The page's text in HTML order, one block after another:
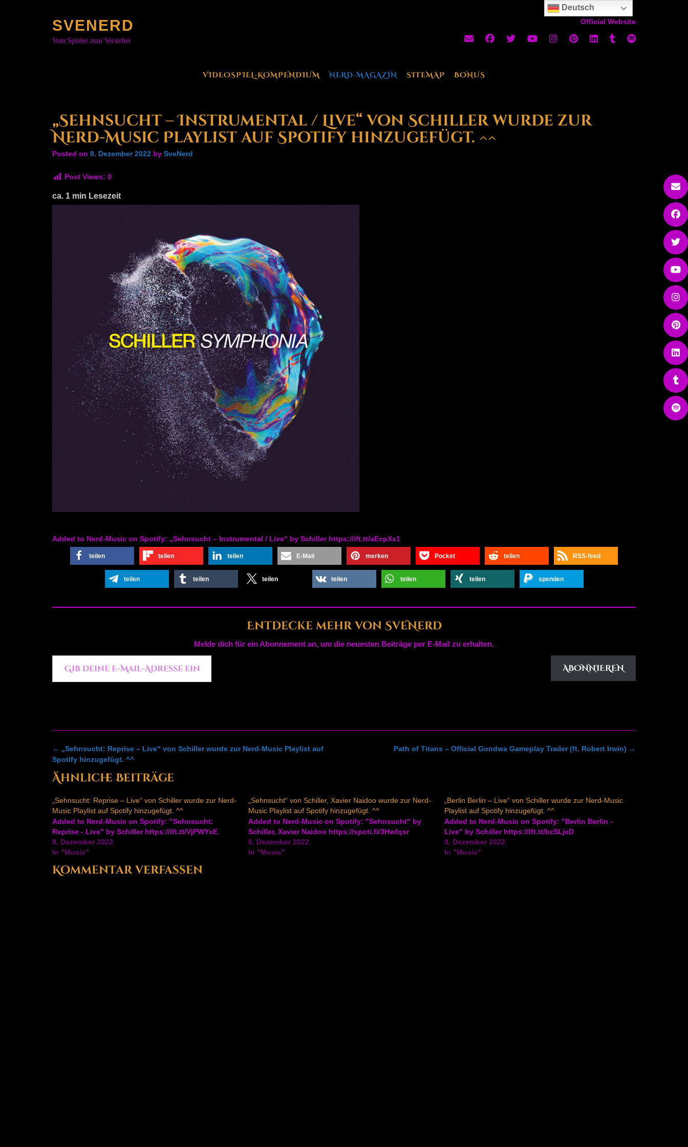
SVENERD
Vom Spieler zum Versteher
Official Website
VIDEOSPIEL-KOMPENDIUM NERD-MAGAZIN SITEMAP BONUS
„Sehnsucht – Instrumental / Live“ von Schiller wurde zur
Nerd-Music Playlist auf Spotify hinzugefügt. ^^
Posted on 8. Dezember 2022 by SveNerd
Post Views: 0
ca. 1 min Lesezeit
Added to Nerd-Music on Spotify: „Sehnsucht – Instrumental / Live“ by Schiller https://ift.tt/aEcpXx1
teilen teilen teilen E-Mail merken Pocket teilen RSS-feed
teilen teilen teilen teilen teilen teilen spenden
Entdecke mehr von SveNerd
Melde dich für ein Abonnement an, um die neuesten Beiträge per E-Mail zu erhalten.
Gib deine E-Mail-Adresse ein ...
ABONNIEREN
Post
navigation
Path of Titans – Official Gondwa Gameplay Trailer (ft. Robert Irwin) →
← „Sehnsucht: Reprise – Live“ von Schiller wurde zur Nerd-Music Playlist auf
Spotify hinzugefügt. ^^
Ähnliche Beiträge
„Sehnsucht: Reprise – Live“ von Schiller wurde zur Nerd-
Music Playlist auf Spotify hinzugefügt. ^^
Added to Nerd-Music on Spotify: "Sehnsucht:
Reprise - Live" by Schiller https://ift.tt/VjPWYxE
8. Dezember 2022
In "Music"
„Sehnsucht“ von Schiller, Xavier Naidoo wurde zur Nerd-
Music Playlist auf Spotify hinzugefügt. ^^
Added to Nerd-Music on Spotify: "Sehnsucht" by
Schiller, Xavier Naidoo https://spoti.fi/3Hwfqsr
6. Dezember 2022
In "Music"
„Berlin Berlin – Live“ von Schiller wurde zur Nerd-Music
Playlist auf Spotify hinzugefügt. ^^
Added to Nerd-Music on Spotify: "Berlin Berlin -
Live" by Schiller https://ift.tt/bzSLjeD
8. Dezember 2022
In "Music"
Kommentar verfassen
Deutsch